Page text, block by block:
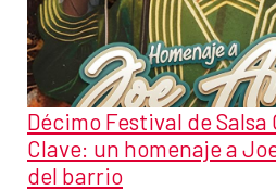
Décimo Festival de
Clave: un homenaje a
del barrio